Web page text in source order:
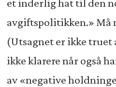
et inderlig hat til den
avgiftspolitikken.» Må
(Utsagnet er ikke truet
ikke klarere når også
av «negative